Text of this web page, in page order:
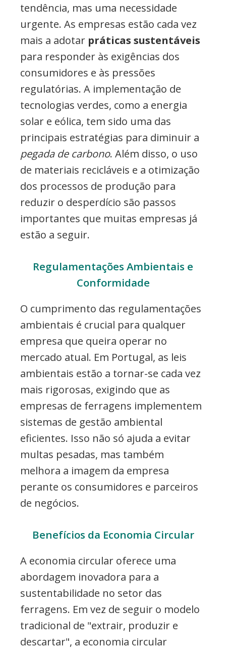
tendência, mas uma necessidade
urgente. As empresas estão cada vez
mais a adotar práticas sustentáveis
para responder às exigências dos
consumidores e às pressões
regulatórias. A implementação de
tecnologias verdes, como a energia
solar e eólica, tem sido uma das
principais estratégias para diminuir a
pegada de carbono. Além disso, o uso
de materiais recicláveis e a otimização
dos processos de produção para
reduzir o desperdício são passos
importantes que muitas empresas já
estão a seguir.
Regulamentações Ambientais e
Conformidade
O cumprimento das regulamentações
ambientais é crucial para qualquer
empresa que queira operar no
mercado atual. Em Portugal, as leis
ambientais estão a tornar-se cada vez
mais rigorosas, exigindo que as
empresas de ferragens implementem
sistemas de gestão ambiental
eficientes. Isso não só ajuda a evitar
multas pesadas, mas também
melhora a imagem da empresa
perante os consumidores e parceiros
de negócios.
Benefícios da Economia Circular
A economia circular oferece uma
abordagem inovadora para a
sustentabilidade no setor das
ferragens. Em vez de seguir o modelo
tradicional de "extrair, produzir e
descartar", a economia circular